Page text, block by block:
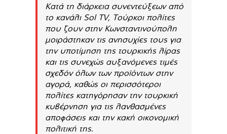
Κατά τη διάρκεια συνεντεύξεων από
το κανάλι Sol TV, Τούρκοι πολίτες
που ζουν στην Κωνσταντινούπολη
μοιράστηκαν τις ανησυχίες τους για
την υποτίμηση της τουρκικής λίρας
και τις συνεχώς αυξανόμενες τιμές
σχεδόν όλων των προϊόντων στην
αγορά, καθώς οι περισσότεροι
πολίτες κατηγόρησαν την τουρκική
κυβέρνηση για τις λανθασμένες
αποφάσεις και την κακή οικονομική
πολιτική της.